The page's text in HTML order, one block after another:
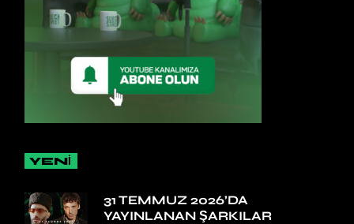
YENİ
31 TEMMUZ 2026’DA
YAYINLANAN ŞARKILAR